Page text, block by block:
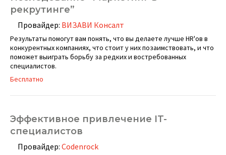
рекрутинге”
Провайдер: ВИЗАВИ Консалт
Результаты помогут вам понять, что вы делаете лучше HR'ов в
конкурентных компаниях, что стоит у них позаимствовать, и что
поможет выиграть борьбу за редких и востребованных
специалистов.
Бесплатно
Эффективное привлечение IT-
специалистов
Провайдер: Codenrock